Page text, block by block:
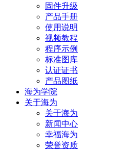
固件升级
产品手册
使用说明
视频教程
程序示例
标准图库
认证证书
产品图纸
海为学院
关于海为
关于海为
新闻中心
幸福海为
荣誉资质